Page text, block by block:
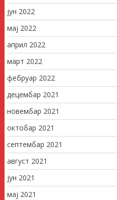
јун 2022
мај 2022
април 2022
март 2022
фебруар 2022
децембар 2021
новембар 2021
октобар 2021
септембар 2021
август 2021
јун 2021
мај 2021